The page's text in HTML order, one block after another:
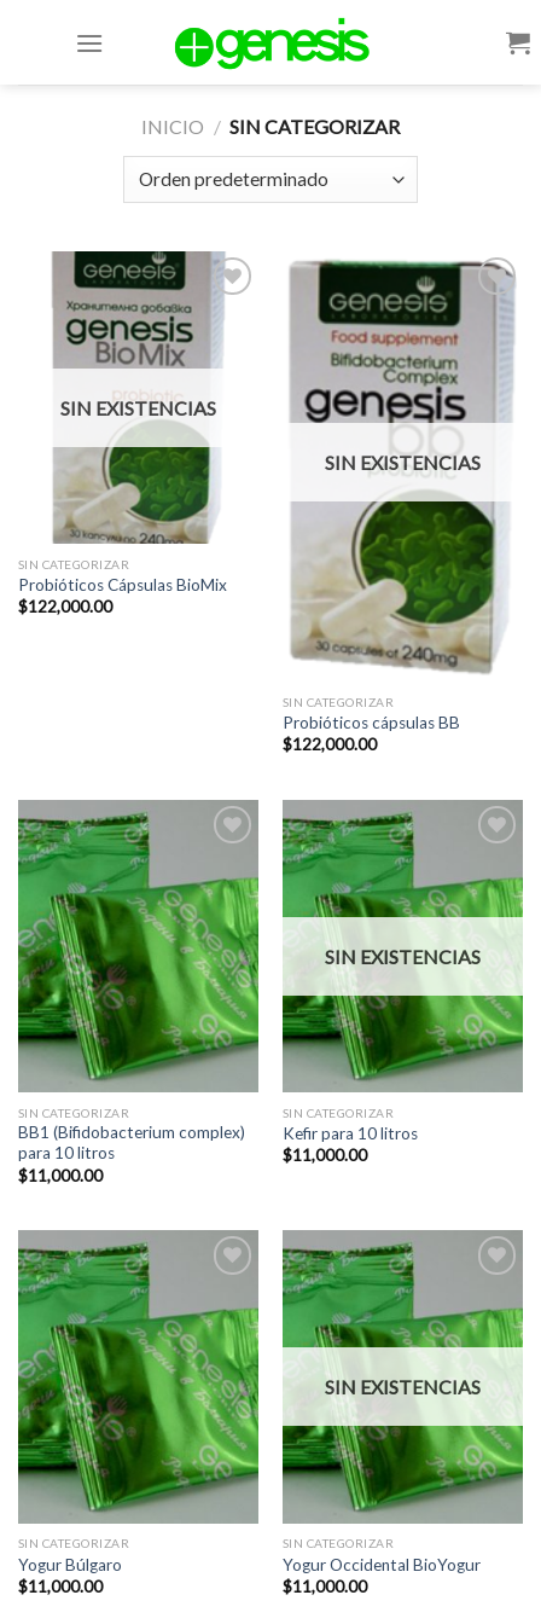
INICIO / SIN CATEGORIZAR
SIN EXISTENCIAS
SIN CATEGORIZAR
Probióticos Cápsulas BioMix
$122,000.00
Wishlist
SIN EXISTENCIAS
SIN CATEGORIZAR
Probióticos cápsulas BB
$122,000.00
Wishlist
SIN CATEGORIZAR
BB1 (Bifidobacterium complex)
para 10 litros
$11,000.00
Wishlist
SIN EXISTENCIAS
SIN CATEGORIZAR
Kefir para 10 litros
$11,000.00
Wishlist
SIN CATEGORIZAR
Yogur Búlgaro
$11,000.00
Wishlist
SIN EXISTENCIAS
SIN CATEGORIZAR
Yogur Occidental BioYogur
$11,000.00